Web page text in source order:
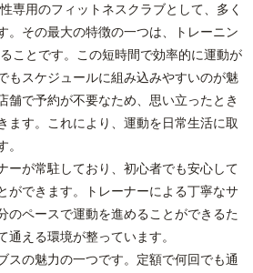
専用のフィットネスクラブとして、多く
。その最大の特徴の一つは、トレーニン
ことです。この短時間で効率的に運動が
もスケジュールに組み込みやすいのが魅
舗で予約が不要なため、思い立ったとき
ます。これにより、運動を日常生活に取
ーが常駐しており、初心者でも安心して
ができます。トレーナーによる丁寧なサ
のペースで運動を進めることができるた
える環境が整っています。
スの魅力の一つです。定額で何回でも通